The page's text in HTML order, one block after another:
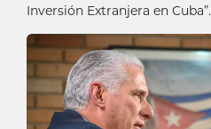
Inversión Extranjera en Cuba”.